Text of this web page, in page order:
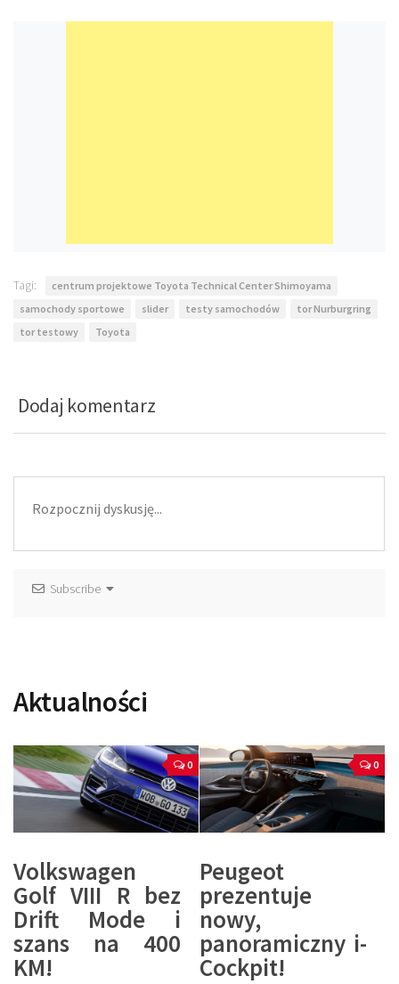
Tagi:
centrum projektowe Toyota Technical Center Shimoyama
samochody sportowe
slider testy samochodów
tor Nurburgring
tor testowy
Toyota
Dodaj komentarz
Subscribe
Aktualności
0
Volkswagen
Golf VIII R bez
Drift Mode i
szans na 400
KM!
0
Peugeot
prezentuje
nowy,
panoramiczny i-
Cockpit!